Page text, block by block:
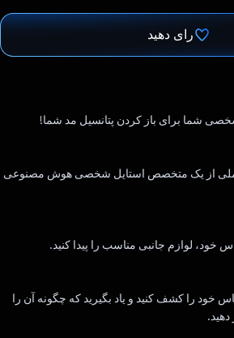
رای دهید
از یک متخصص استایل شخصی هوش مصنوعی
خود، لوازم جانبی مناسب را پیدا کنید.
خود را کشف کنید و یاد بگیرید که چگونه آن را